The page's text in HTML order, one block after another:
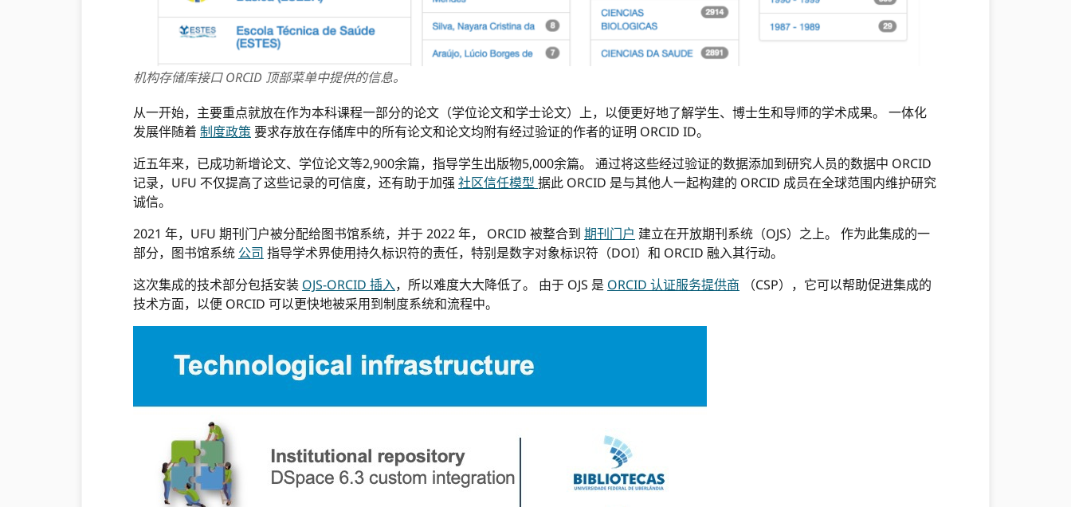
机构存储库接口 ORCID 顶部菜单中提供的信息。
从一开始，主要重点就放在作为本科课程一部分的论文（学位论文和学士论文）上，以便更好地了解学生、博士生和导师的学术成果。 一体化
发展伴随着 制度政策 要求存放在存储库中的所有论文和论文均附有经过验证的作者的证明 ORCID ID。
近五年来，已成功新增论文、学位论文等2,900余篇，指导学生出版物5,000余篇。 通过将这些经过验证的数据添加到研究人员的数据中 ORCID
记录，UFU 不仅提高了这些记录的可信度，还有助于加强 社区信任模型 据此 ORCID 是与其他人一起构建的 ORCID 成员在全球范围内维护研究
诚信。
2021 年，UFU 期刊门户被分配给图书馆系统，并于 2022 年， ORCID 被整合到 期刊门户 建立在开放期刊系统（OJS）之上。 作为此集成的一
部分，图书馆系统 公司 指导学术界使用持久标识符的责任，特别是数字对象标识符（DOI）和 ORCID 融入其行动。
这次集成的技术部分包括安装 OJS-ORCID 插入，所以难度大大降低了。 由于 OJS 是 ORCID 认证服务提供商 （CSP），它可以帮助促进集成的
技术方面，以便 ORCID 可以更快地被采用到制度系统和流程中。